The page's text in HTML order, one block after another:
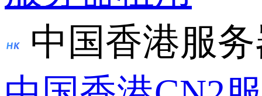
中国香港服